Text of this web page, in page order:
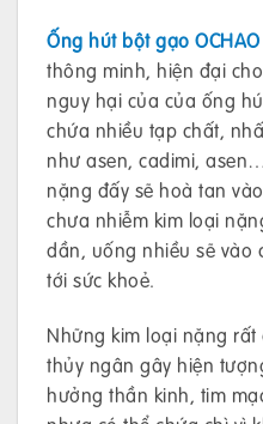
Ống hút bột gạo OCHAO
thông minh, hiện đại
nguy hại của của ống
chứa nhiều tạp chất,
như asen, cadimi,
nặng đấy sẽ hoà tan
chưa nhiễm kim loại
dần, uống nhiều sẽ vào
tới sức khoẻ.
Những kim loại nặng
thủy ngân gây hiện
hưởng thần kinh, tim